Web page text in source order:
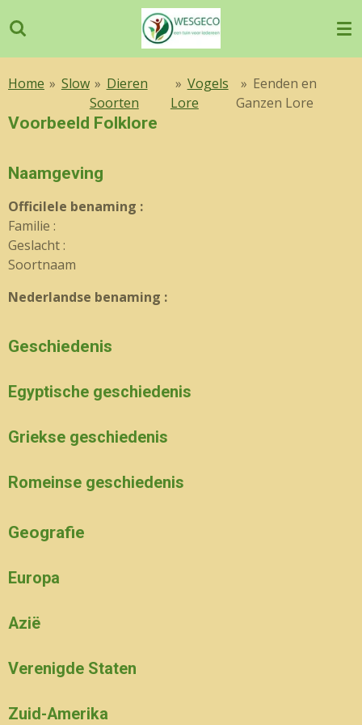
direct
naar
hoofdinhoud
Home » Slow » Dieren
Soorten
» Vogels
Lore
» Eenden en
Ganzen Lore
Voorbeeld Folklore
Naamgeving
OfficiIele benaming :
Familie :
Geslacht :
Soortnaam
Nederlandse benaming :
Geschiedenis
Egyptische geschiedenis
Griekse geschiedenis
Romeinse geschiedenis
Geografie
Europa
Azië
Verenigde Staten
Zuid-Amerika